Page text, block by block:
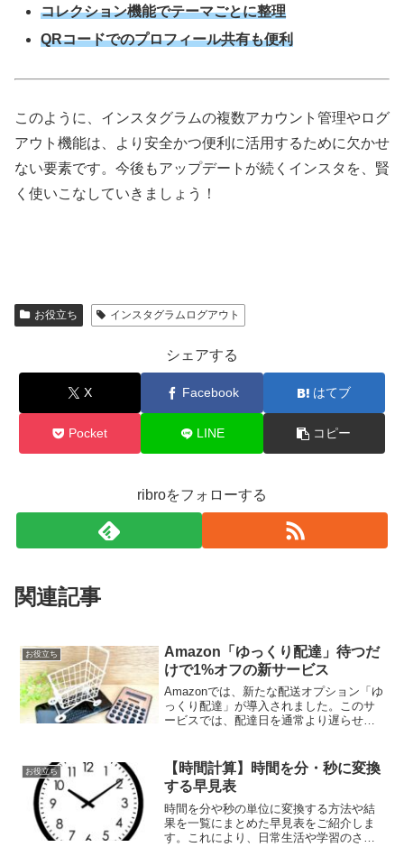
コレクション機能でテーマごとに整理
QRコードでのプロフィール共有も便利
このように、インスタグラムの複数アカウント管理やログ
アウト機能は、より安全かつ便利に活用するために欠かせ
ない要素です。今後もアップデートが続くインスタを、賢
く使いこなしていきましょう！
お役立ち インスタグラムログアウト
シェアする
X Facebook はてブ
Pocket LINE コピー
ribroをフォローする
関連記事
お役立ち
Amazon「ゆっくり配達」待つだ
けで1%オフの新サービス
Amazonでは、新たな配送オプション「ゆ
っくり配達」が導入されました。このサ
ービスでは、配達日を通常より遅らせる
の新しい配送方法は、単に配達を遅らせ
るだけではなく、...
お役立ち
【時間計算】時間を分・秒に変換
する早見表
時間を分や秒の単位に変換する方法や結
果を一覧にまとめた早見表をご紹介しま
す。これにより、日常生活や学習のさま